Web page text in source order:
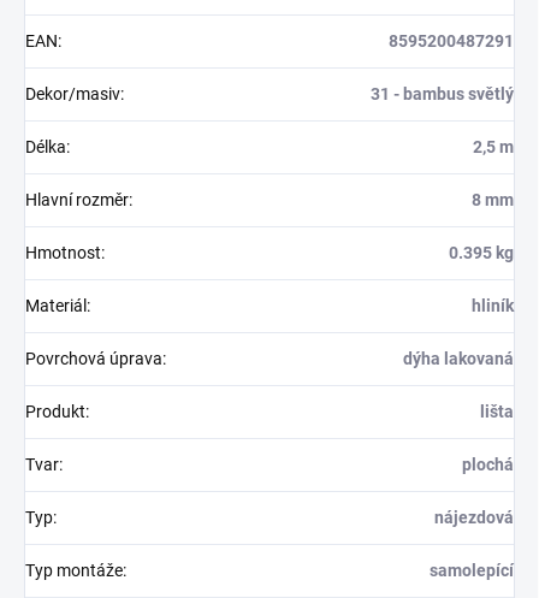
EAN: 8595200487291
Dekor/masiv: 31 - bambus světlý
Délka: 2,5 m
Hlavní rozměr: 8 mm
Hmotnost: 0.395 kg
Materiál : hliník
Povrchová úprava: dýha lakovaná
Produkt: lišta
Tvar: plochá
Typ: nájezdová
Typ montáže: samolepící